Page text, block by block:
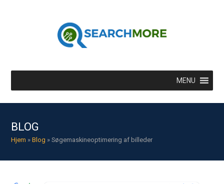
MENU
BLOG
Hjem »Blog »Søgemaskineoptimering af billeder